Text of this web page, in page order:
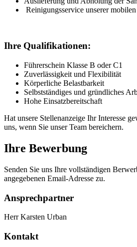
Reinigungsservice unserer
Ihre Qualifikationen:
Führerschein Klasse B oder C1
Zuverlässigkeit und Flexibilität
Körperliche Belastbarkeit
Selbstständiges und gründliches
Hohe Einsatzbereitschaft
Hat unsere Stellenanzeige Ihr Interesse
uns, wenn Sie unser Team bereichern.
Ihre Bewerbung
Senden Sie uns Ihre vollständigen
angegebenen Email-Adresse zu.
Ansprechpartner
Herr Karsten Urban
Kontakt